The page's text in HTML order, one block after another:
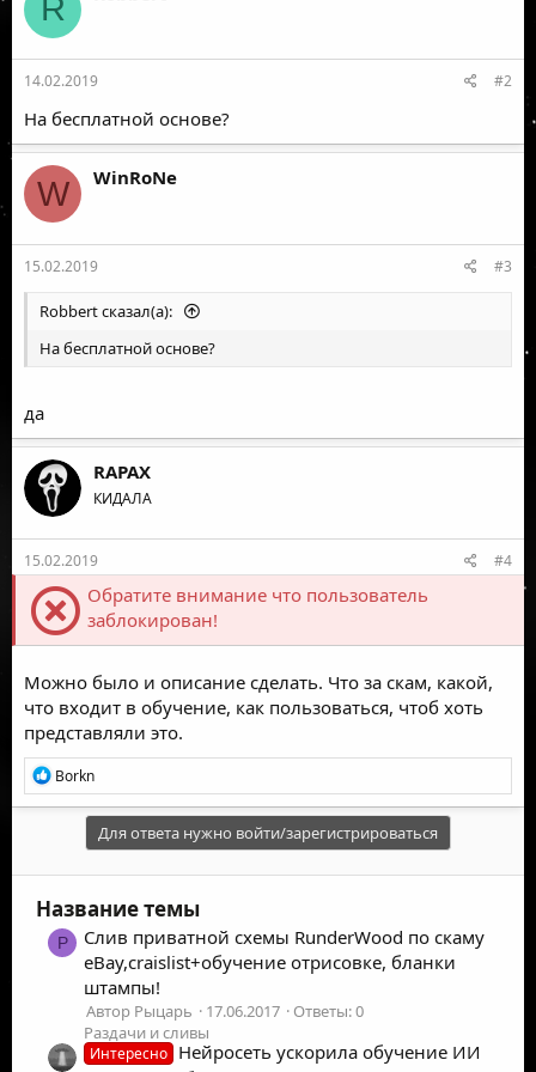
R
14.02.2019 #2
На бесплатной основе?
W WinRoNe
15.02.2019 #3
Robbert сказал(а):
На бесплатной основе?
да
RAPAX
КИДАЛА
15.02.2019 #4
Обратите внимание что пользователь
заблокирован!
Можно было и описание сделать. Что за скам, какой,
что входит в обучение, как пользоваться, чтоб хоть
представляли это.
Р
е
а
:
Borkn
Для ответа нужно войти/зарегистрироваться
Название темы
Р
Слив приватной схемы RunderWood по скаму
eBay,craislist+обучение отрисовке, бланки
штампы!
Автор Рыцарь 17.06.2017
Ответы: 0
Раздачи и сливы
Интересно Нейросеть ускорила обучение ИИ